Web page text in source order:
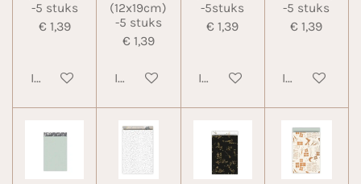
-5 stuks
€ 1,39
In winkelwagen
(12x19cm)
-5 stuks
€ 1,39
In winkelwagen
-5stuks
€ 1,39
In winkelwagen
-5 stuks
€ 1,39
In